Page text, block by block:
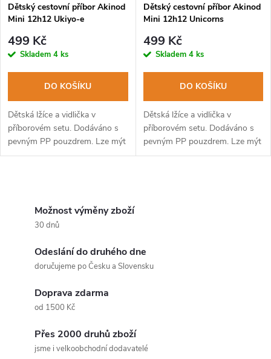
Dětský cestovní příbor Akinod
Mini 12h12 Ukiyo-e
499 Kč
Skladem 4 ks
DO KOŠÍKU
Dětská lžíce a vidlička v
příborovém setu. Dodáváno s
pevným PP pouzdrem. Lze mýt
v myčce na nádobí.
Dětský cestovní příbor Akinod
Mini 12h12 Unicorns
499 Kč
Skladem 4 ks
DO KOŠÍKU
Dětská lžíce a vidlička v
příborovém setu. Dodáváno s
pevným PP pouzdrem. Lze mýt
v myčce na nádobí.
Možnost výměny zboží
30 dnů
Odeslání do druhého dne
doručujeme po Česku a Slovensku
Doprava zdarma
od 1500 Kč
Přes 2000 druhů zboží
jsme i velkoobchodní dodavatelé